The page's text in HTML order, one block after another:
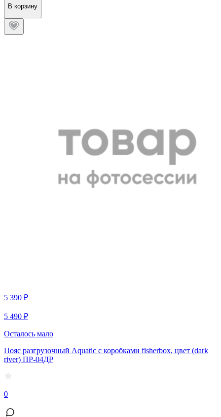
В корзину
5 390 ₽
5 490 ₽
Осталось мало
Пояс разгрузочный Aquatic с коробками fisherbox, цвет (dark
river) ПР-04ДР
0